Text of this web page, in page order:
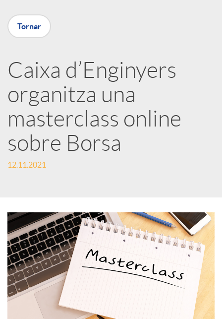
X
r
x
e
s
S
o
c
i
Tornar
Caixa d’Enginyers
organitza una
masterclass online
sobre Borsa
12.11.2021